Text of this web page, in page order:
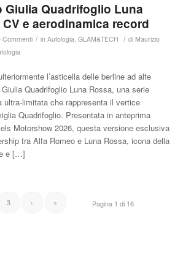
Giulia Quadrifoglio Luna
e aerodinamica record
Commenti / in Autologia, GLAM&TECH / di Maurizio
l’asticella delle berline ad alte
Quadrifoglio Luna Rossa, una serie
ultra-limitata che rappresenta il vertice
Quadrifoglio. Presentata in anteprima
Motorshow 2026, questa versione esclusiva
tra Alfa Romeo e Luna Rossa, icona della
e […]
Pagina 1 di 16
3 › »